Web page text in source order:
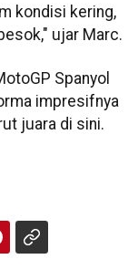
kondisi kering,
ujar Marc.
Spanyol
impresifnya
juara di sini.